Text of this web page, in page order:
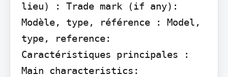
lieu) : Trade mark (if any):
Modèle, type, référence : Model,
type, reference:
Caractéristiques principales :
Main characteristics: